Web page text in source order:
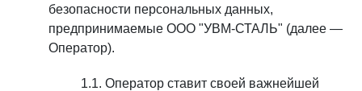
безопасности персональных данных,
предпринимаемые ООО "УВМ-СТАЛЬ" (далее —
Оператор).
Оператор ставит своей важнейшей